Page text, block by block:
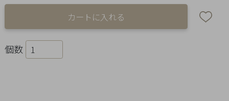
個数
Disney
Season
Other